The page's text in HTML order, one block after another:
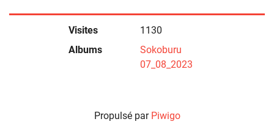
Visites
1130
Albums
Sokoburu
07_08_2023
Propulsé par Piwigo